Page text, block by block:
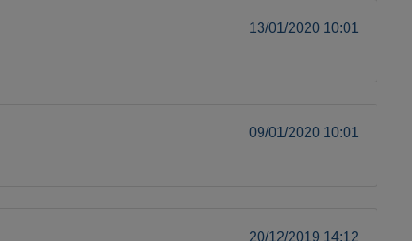
13/01/2020 10:01
09/01/2020 10:01
20/12/2019 14:12